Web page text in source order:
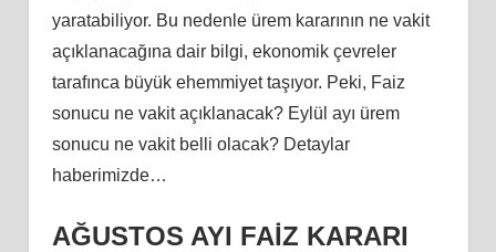
yaratabiliyor. Bu nedenle ürem kararının ne vakit
açıklanacağına dair bilgi, ekonomik çevreler
tarafınca büyük ehemmiyet taşıyor. Peki, Faiz
sonucu ne vakit açıklanacak? Eylül ayı ürem
sonucu ne vakit belli olacak? Detaylar
haberimizde…
AĞUSTOS AYI FAİZ KARARI